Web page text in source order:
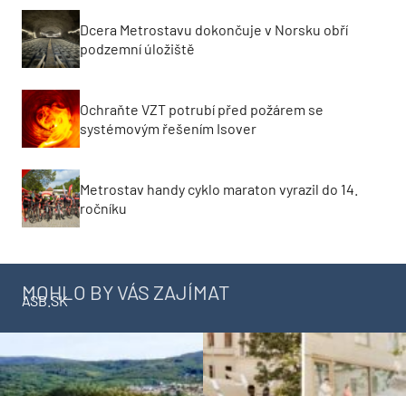
Dcera Metrostavu dokončuje v Norsku obří
podzemní úložiště
Ochraňte VZT potrubí před požárem se
systémovým řešením Isover
Metrostav handy cyklo maraton vyrazil do 14.
ročníku
MOHLO BY VÁS ZAJÍMAT
ASB.SK